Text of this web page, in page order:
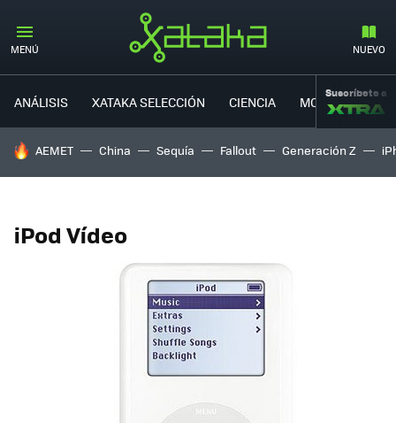
MENÚ NUEVO
ANÁLISIS XATAKA SELECCIÓN CIENCIA MOVILIDAD
Suscríbete a
HOY SE HABLA DE
AEMET China Sequía Fallout Generación Z
iPod Vídeo